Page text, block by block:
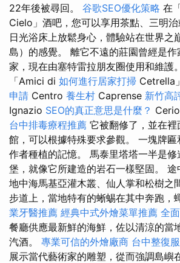
22年後被尋回。 谷歌SEO優化策略 在
Cielo」酒吧，您可以享用茶點、三明
日光浴床上放鬆身心，體驗站在世界之
島）的感覺。 離它不遠的莊園曾經是作
家，現在由塞特雷拉朋友圈使用和維護
「Amici di 如何進行居家打掃 Cetrella
申請 Centro 養生村 Caprense 新竹高
Ignazio SEO的真正意思是什麼？ Cerio
台中排毒療程推薦 它被翻修了，並在
館，可以根據特殊要求參觀。 一塊牌匾
作者種植的記憶。 馬泰里塔塔一半是
堡，就像它所建造的岩石一樣堅固。
地中海馬基亞灌木叢、仙人掌和松樹之
步道上，當地特有的蜥蜴在其中奔跑，
業牙醫推薦 經典中式外燴菜單推薦 全
餐廳供應最新鮮的海鮮，佐以清涼的當
汽酒。 專業可信的外燴廠商 台中整復
展示當代藝術家的雕塑，從而強調島嶼